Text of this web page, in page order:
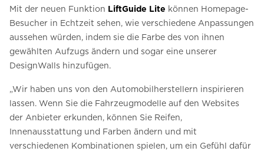
Mit der neuen Funktion LiftGuide Lite können Homepage-
Besucher in Echtzeit sehen, wie verschiedene Anpassungen
aussehen würden, indem sie die Farbe des von ihnen
gewählten Aufzugs ändern und sogar eine unserer
DesignWalls hinzufügen.
„Wir haben uns von den Automobilherstellern inspirieren
lassen. Wenn Sie die Fahrzeugmodelle auf den Websites
der Anbieter erkunden, können Sie Reifen,
Innenausstattung und Farben ändern und mit
verschiedenen Kombinationen spielen, um ein Gefühl dafür